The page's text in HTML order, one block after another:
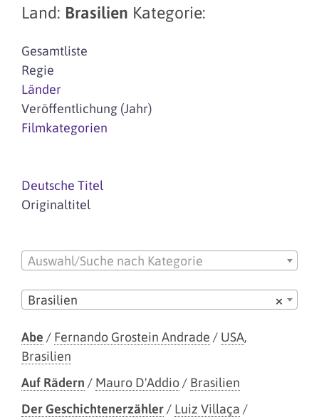
Land: Brasilien Kategorie:
Gesamtliste
Regie
Länder
Veröffentlichung (Jahr)
Filmkategorien
Deutsche Titel
Originaltitel
Auswahl/Suche nach Kategorie
×
Brasilien
Abe / Fernando Grostein Andrade / USA,
Brasilien
Auf Rädern / Mauro D'Addio/ Brasilien
Der Geschichtenerzähler/ Luiz Villaça /